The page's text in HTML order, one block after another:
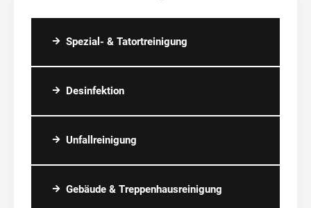
Spezial- & Tatortreinigung
Desinfektion
Unfallreinigung
Gebäude & Treppenhausreinigung